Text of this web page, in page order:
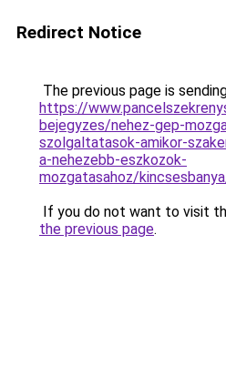
Redirect Notice
The previous page is
https://
bejegyzes/nehez-gep-
szolgaltatasok-amikor-
a-nehezebb-eszkozok-
mozgatasahoz/
If you do not want to visit
the previous page.